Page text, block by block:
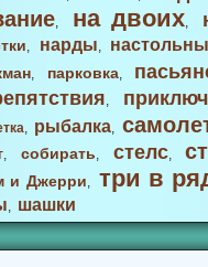
, на двоих,
, нарды,
, парковка,
,
, рыбалка,
, собирать, стелс,
и Джерри, три в
, шашки